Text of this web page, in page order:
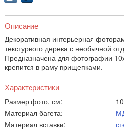
Описание
Декоративная интерьерная
текстурного дерева с необычной
Предназначена для фотографии
крепится в раму прищепками.
Характеристики
Размер фото, см:
Материал багета:
Материал вставки: